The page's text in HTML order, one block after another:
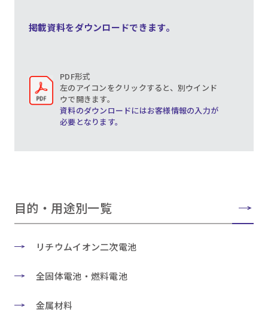
掲載資料をダウンロードできます。
PDF形式
左のアイコンをクリックすると、別ウインド
ウで開きます。
資料のダウンロードにはお客様情報の入力が
必要となります。
目的・用途別一覧
リチウムイオン二次電池
全固体電池・燃料電池
金属材料